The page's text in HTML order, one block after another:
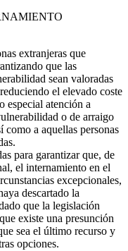
extranjeras que
que las
sean valoradas
el elevado coste
especial atención a
o de arraigo
a aquellas personas
para garantizar que, de
el internamiento en el
excepcionales,
descartado la
que la legislación
existe una presunción
sea el último recurso y
opciones.